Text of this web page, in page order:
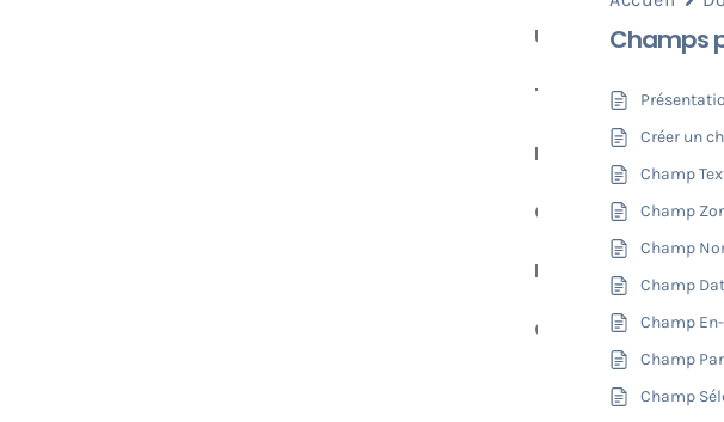
Utilisateurs
Transactions
Documents
Contacts
Développement
Classeurs
Champs
Créer un
Champ
Champ
Champ
Champ
Champ
Champ
Champ